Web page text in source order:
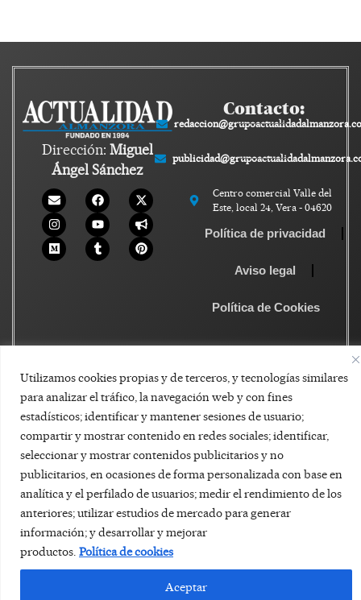
Utilizamos cookies propias y de terceros, y tecnologías similares
para analizar el tráfico, la navegación web y con fines
estadísticos; identificar y mantener sesiones de usuario;
compartir y mostrar contenido en redes sociales; identificar,
seleccionar y mostrar contenidos publicitarios y no
publicitarios, en ocasiones de forma personalizada con base en
analítica y el perfilado de usuarios; medir el rendimiento de los
anteriores; utilizar estudios de mercado para generar
información; y desarrollar y mejorar
productos. Política de cookies
Aceptar
Dirección: Miguel
Ángel Sánchez
Contacto:
Centro comercial Valle del
Este, local 24, Vera - 04620
Política de privacidad
Aviso legal
Política de Cookies